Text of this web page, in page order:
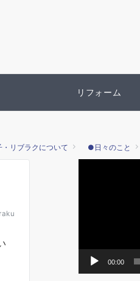
リフォーム
・リブラクについて ●日々のこと
00:00